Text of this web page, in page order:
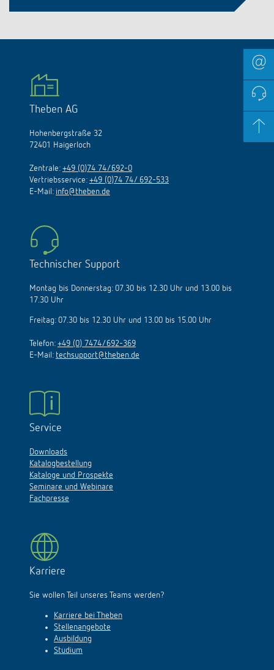
Theben AG
Hohenbergstraße 32
72401 Haigerloch
Zentrale: +49 (0)74 74/692-0
Vertriebsservice: +49 (0)74 74/ 692-533
E-Mail: info@theben.de
Technischer Support
Montag bis Donnerstag: 07.30 bis 12.30 Uhr und 13.00 bis
17.30 Uhr
Freitag: 07.30 bis 12.30 Uhr und 13.00 bis 15.00 Uhr
Telefon: +49 (0) 7474/692-369
E-Mail: techsupport@theben.de
Service
Downloads
Katalogbestellung
Kataloge und Prospekte
Seminare und Webinare
Fachpresse
Karriere
Sie wollen Teil unseres Teams werden?
Karriere bei Theben
Stellenangebote
Ausbildung
Studium